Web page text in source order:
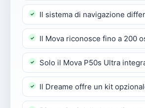
Il sistema di navigazione
Il Mova riconosce fino a 200
Solo il Mova P50s Ultra
Il Dreame offre un kit